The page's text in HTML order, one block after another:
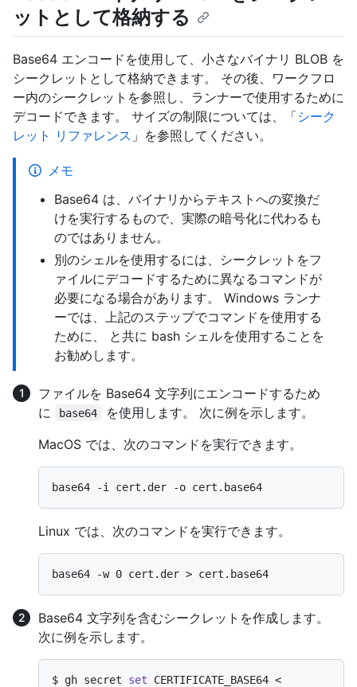
ットとして格納する
Base64 エンコードを使用して、小さなバイナリ BLOB を
シークレットとして格納できます。 その後、ワークフロ
ー内のシークレットを参照し、ランナーで使用するために
デコードできます。 サイズの制限については、「シーク
レット リファレンス 」を参照してください。
メモ
Base64 は、バイナリからテキストへの変換だ
けを実行するもので、実際の暗号化に代わるも
のではありません。
別のシェルを使用するには、シークレットをフ
ァイルにデコードするために異なるコマンドが
必要になる場合があります。 Windows ランナ
ーでは、上記のステップでコマンドを使用する
ために、
と共に bash シェルを使用することを
お勧めします。
ファイルを Base64 文字列にエンコードするため
に
base64
を使用します。 次に例を示します。
MacOS では、次のコマンドを実行できます。
Linux では、次のコマンドを実行できます。
Base64 文字列を含むシークレットを作成します。
次に例を示します。
$ gh secret set CERTIFICATE_BASE64 <